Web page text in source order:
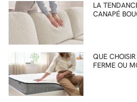
LA
CANAPÉ
QUE
FERME OU